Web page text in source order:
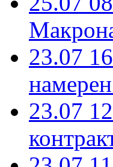
23.07
23.07